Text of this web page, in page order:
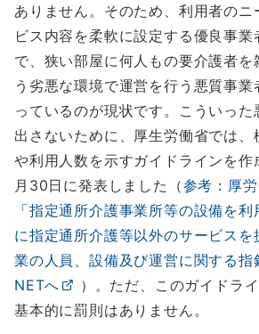
ありません。そのため、利用者のニ
ビス内容を柔軟に設定する優良事
で、狭い部屋に何人もの要介護者を
う劣悪な環境で運営を行う悪質事業
っているのが現状です。こういった
出さないために、厚生労働省では、
や利用人数を示すガイドラインを
月30日に発表しました（参考：厚
「指定通所介護事業所等の設備を
に指定通所介護等以外のサービスを
業の人員、設備及び運営に関する指
NETへ
）。ただ、このガイドラ
基本的に罰則はありません。